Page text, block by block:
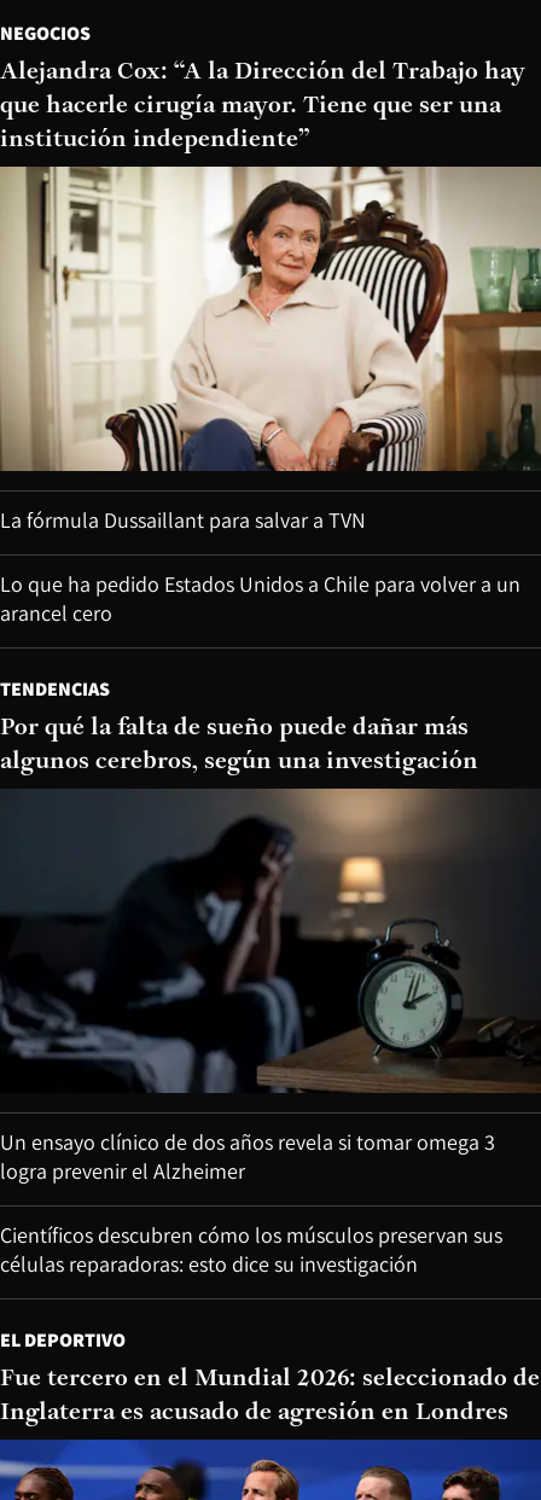
NEGOCIOS
Alejandra Cox: “A la Dirección del Trabajo hay
que hacerle cirugía mayor. Tiene que ser una
institución independiente”
La fórmula Dussaillant para salvar a TVN
Lo que ha pedido Estados Unidos a Chile para volver a un
arancel cero
TENDENCIAS
Por qué la falta de sueño puede dañar más
algunos cerebros, según una investigación
Un ensayo clínico de dos años revela si tomar omega 3
logra prevenir el Alzheimer
Científicos descubren cómo los músculos preservan sus
células reparadoras: esto dice su investigación
EL DEPORTIVO
Fue tercero en el Mundial 2026: seleccionado de
Inglaterra es acusado de agresión en Londres